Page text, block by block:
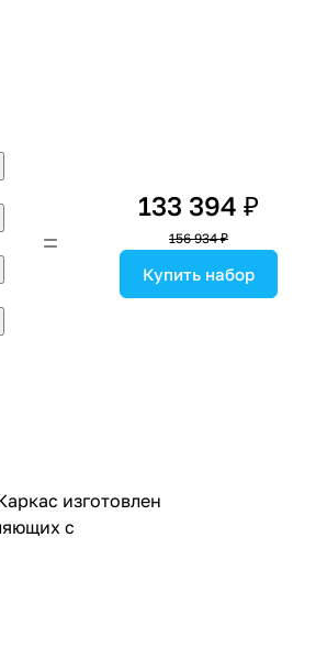
133 394 ₽
156 934 ₽
Купить набор
изготовлен
с